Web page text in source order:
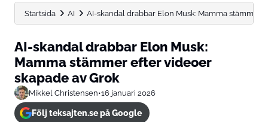
Startsida AI AI-skandal drabbar Elon Musk: Mamma stämmer
AI-skandal drabbar Elon Musk:
Mamma stämmer efter videoer
skapade av Grok
Mikkel Christensen•16 januari 2026
Följ teksajten.se på Google